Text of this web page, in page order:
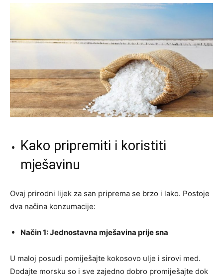
Kako pripremiti i koristiti
mješavinu
Ovaj prirodni lijek za san priprema se brzo i lako. Postoje
dva načina konzumacije:
Način 1: Jednostavna mješavina prije sna
U maloj posudi pomiješajte kokosovo ulje i sirovi med.
Dodajte morsku so i sve zajedno dobro promiješajte dok